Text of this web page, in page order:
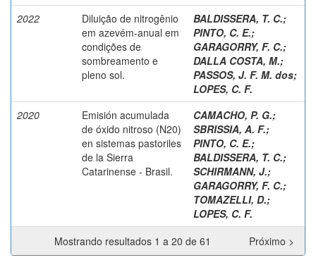
2022
Diluição de nitrogênio
em azevém-anual em
condições de
sombreamento e
pleno sol.
BALDISSERA, T. C.;
PINTO, C. E.;
GARAGORRY, F. C.;
DALLA COSTA, M.;
PASSOS, J. F. M. dos;
LOPES, C. F.
2020
Emisión acumulada
de óxido nitroso (N20)
en sistemas pastoriles
de la Sierra
Catarinense - Brasil.
CAMACHO, P. G.;
SBRISSIA, A. F.;
PINTO, C. E.;
BALDISSERA, T. C.;
SCHIRMANN, J.;
GARAGORRY, F. C.;
TOMAZELLI, D.;
LOPES, C. F.
Mostrando resultados 1 a 20 de 61
Próximo >